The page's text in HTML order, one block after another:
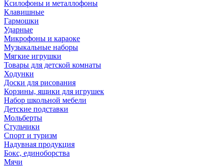
Ксилофоны и металлофоны
Клавишные
Гармошки
Ударные
Микрофоны и караоке
Музыкальные наборы
Мягкие игрушки
Товары для детской комнаты
Ходунки
Доски для рисования
Корзины, ящики для игрушек
Набор школьной мебели
Детские подставки
Мольберты
Стульчики
Спорт и туризм
Надувная продукция
Бокс, единоборства
Мячи